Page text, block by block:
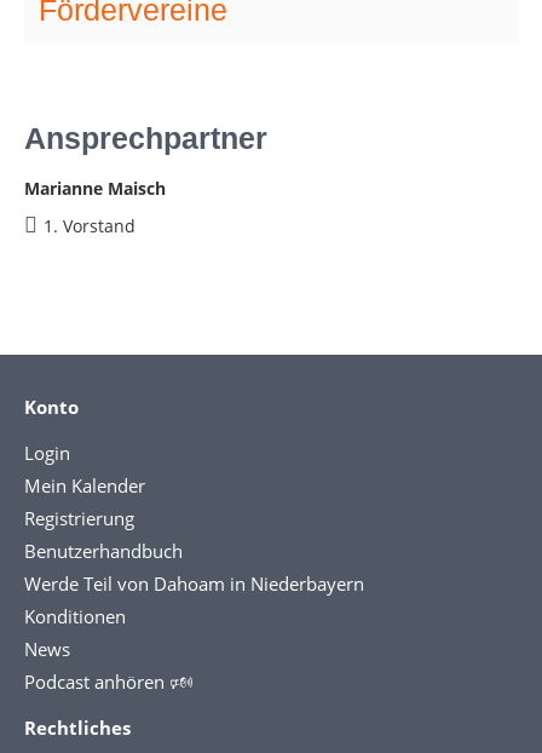
Fördervereine
Ansprechpartner
Marianne Maisch
1. Vorstand
Konto
Login
Mein Kalender
Registrierung
Benutzerhandbuch
Werde Teil von Dahoam in Niederbayern
Konditionen
News
Podcast anhören 🕬
Rechtliches